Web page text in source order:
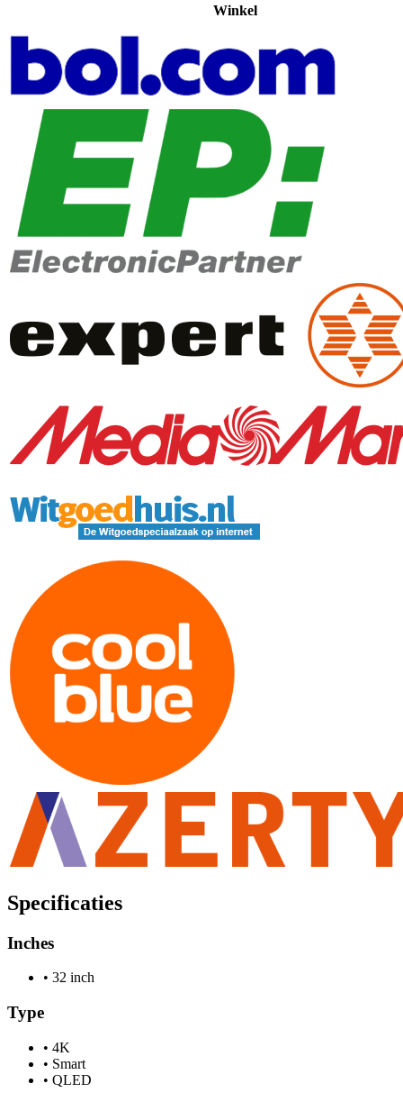
Winkel
Specificaties
Inches
• 32 inch
Type
• 4K
• Smart
• QLED